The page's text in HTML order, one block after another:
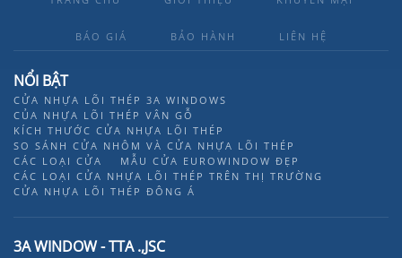
BÁO GIÁ BẢO HÀNH LIÊN HỆ
NỔI BẬT
CỬA NHỰA LÕI THÉP 3A WINDOWS
CỦA NHỰA LÕI THÉP VÂN GỖ
KÍCH THƯỚC CỬA NHỰA LÕI THÉP
SO SÁNH CỬA NHÔM VÀ CỬA NHỰA LÕI THÉP
CÁC LOẠI CỬA
MẪU CỬA EUROWINDOW ĐẸP
CÁC LOẠI CỬA NHỰA LÕI THÉP TRÊN THỊ TRƯỜNG
CỬA NHỰA LÕI THÉP ĐÔNG Á
3A WINDOW - TTA .,JSC